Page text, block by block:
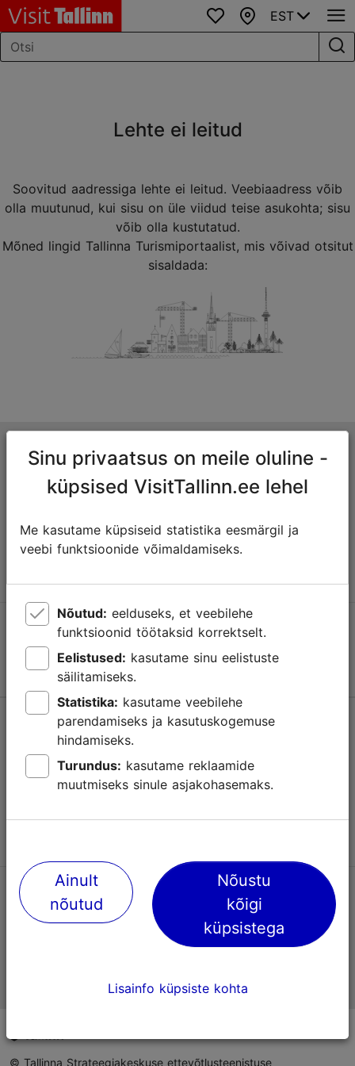
Lemmikud
Kaart
EST
Lehte ei leitud
Soovitud aadressiga lehte ei leitud. Veebiaadress võib
olla muutunud, kui sisu on üle viidud teise asukohta; sisu
võib olla kustutatud.
Mõned lingid Tallinna Turismiportaalist, mis võivad otsitut
sisaldada:
Tallinna turismiinfokeskus
Niguliste 2, 10146 Tallinn, Eesti
info@visittallinn.ee
Jälgi meid @ VisitTallinn
Kasutajatingimused
Võta meiega ühendust
TripAdvisori® hinnangud ja arvustused
© Tallinna Strateegiakeskuse ettevõtlusteenistuse
Sinu privaatsus on meile oluline -
küpsised VisitTallinn.ee lehel
Me kasutame küpsiseid statistika eesmärgil ja
veebi funktsioonide võimaldamiseks.
Nõutud:
funktsioonid töötaksid korrektselt.
Eelistused:
säilitamiseks.
Statistika:
parendamiseks ja kasutuskogemuse
hindamiseks.
Turundus:
muutmiseks sinule asjakohasemaks.
Ainult
nõutud
Nõustu
kõigi
küpsistega
Lisainfo küpsiste kohta